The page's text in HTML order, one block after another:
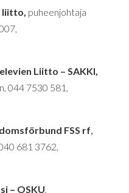
liitto, puheenjohtaja
Liitto – SAKKI,
044 7530 581,
FSS rf,
681 3762,
– OSKU,